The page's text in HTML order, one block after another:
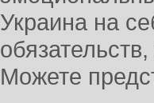
Украина на
Можете